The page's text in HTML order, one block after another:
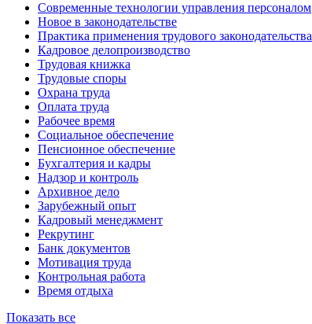
Современные технологии управления персоналом
Новое в законодательстве
Практика применения трудового законодательства
Кадровое делопроизводство
Трудовая книжка
Трудовые споры
Охрана труда
Оплата труда
Рабочее время
Социальное обеспечение
Пенсионное обеспечение
Бухгалтерия и кадры
Надзор и контроль
Архивное дело
Зарубежный опыт
Кадровый менеджмент
Рекрутинг
Банк документов
Мотивация труда
Контрольная работа
Время отдыха
Показать все